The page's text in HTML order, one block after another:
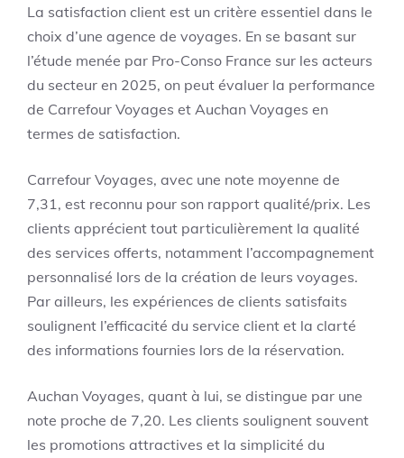
La satisfaction client est un critère essentiel dans le
choix d’une agence de voyages. En se basant sur
l’étude menée par Pro-Conso France sur les acteurs
du secteur en 2025, on peut évaluer la performance
de Carrefour Voyages et Auchan Voyages en
termes de satisfaction.
Carrefour Voyages, avec une note moyenne de
7,31, est reconnu pour son rapport qualité/prix. Les
clients apprécient tout particulièrement la qualité
des services offerts, notamment l’accompagnement
personnalisé lors de la création de leurs voyages.
Par ailleurs, les expériences de clients satisfaits
soulignent l’efficacité du service client et la clarté
des informations fournies lors de la réservation.
Auchan Voyages, quant à lui, se distingue par une
note proche de 7,20. Les clients soulignent souvent
les promotions attractives et la simplicité du